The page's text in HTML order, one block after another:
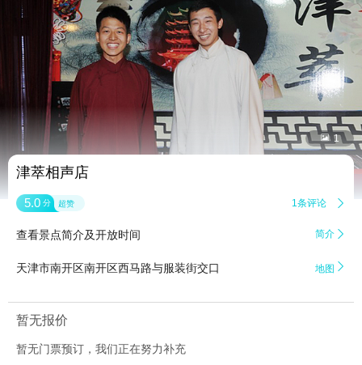
 1
津萃相声店
5.0 分 超赞 1条评论 
查看景点简介及开放时间 简介 
天津市南开区南开区西马路与服装街交口 地图 
暂无报价
暂无门票预订，我们正在努力补充
